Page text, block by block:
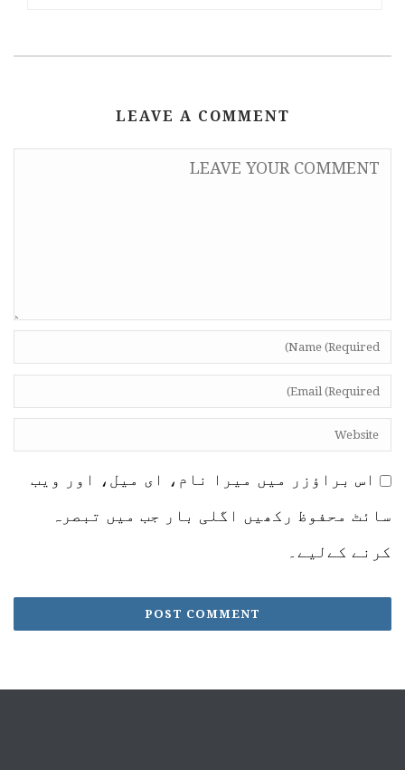
LEAVE A COMMENT
اس براؤزر میں میرا نام، ای میل، اور ویب
سائٹ محفوظ رکھیں اگلی بار جب میں تبصرہ
کرنے کےلیے۔